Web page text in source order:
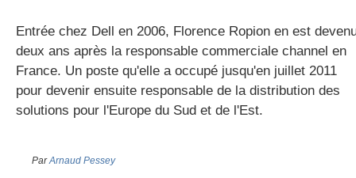
Entrée chez Dell en 2006, Florence Ropion en est
deux ans après la responsable commerciale channel en
France. Un poste qu'elle a occupé jusqu'en juillet 2011
pour devenir ensuite responsable de la distribution des
solutions pour l'Europe du Sud et de l'Est.
ParArnaud Pessey